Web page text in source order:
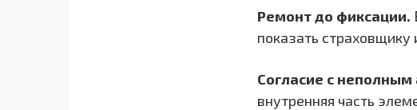
Ремонт до фиксации.
показать
Согласие с неполным
внутренняя часть